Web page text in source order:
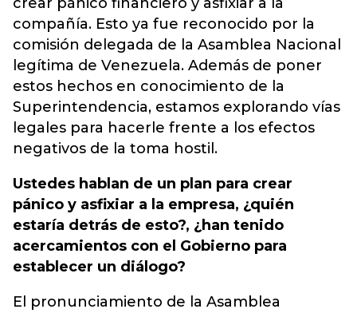
compañía. Esto ya fue reconocido por la
comisión delegada de la Asamblea Nacional
legítima de Venezuela. Además de poner
estos hechos en conocimiento de la
Superintendencia, estamos explorando vías
legales para hacerle frente a los efectos
negativos de la toma hostil.
Ustedes hablan de un plan para crear
pánico y asfixiar a la empresa, ¿quién
estaría detrás de esto?, ¿han tenido
acercamientos con el Gobierno para
establecer un diálogo?
El pronunciamiento de la Asamblea